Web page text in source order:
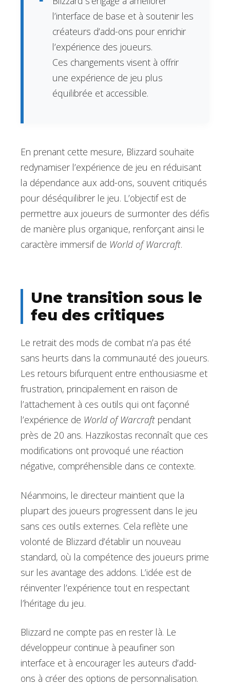
l’interface de base et à soutenir les
créateurs d’add-ons pour enrichir
l’expérience des joueurs.
Ces changements visent à offrir
une expérience de jeu plus
équilibrée et accessible.
En prenant cette mesure, Blizzard souhaite
redynamiser l’expérience de jeu en réduisant
la dépendance aux add-ons, souvent critiqués
pour déséquilibrer le jeu. L’objectif est de
permettre aux joueurs de surmonter des défis
de manière plus organique, renforçant ainsi le
caractère immersif de World of Warcraft.
Une transition sous le
feu des critiques
Le retrait des mods de combat n’a pas été
sans heurts dans la communauté des joueurs.
Les retours bifurquent entre enthousiasme et
frustration, principalement en raison de
l’attachement à ces outils qui ont façonné
l’expérience de World of Warcraft pendant
près de 20 ans. Hazzikostas reconnaît que ces
modifications ont provoqué une réaction
négative, compréhensible dans ce contexte.
Néanmoins, le directeur maintient que la
plupart des joueurs progressent dans le jeu
sans ces outils externes. Cela reflète une
volonté de Blizzard d’établir un nouveau
standard, où la compétence des joueurs prime
sur les avantage des addons. L’idée est de
réinventer l’expérience tout en respectant
l’héritage du jeu.
Blizzard ne compte pas en rester là. Le
développeur continue à peaufiner son
interface et à encourager les auteurs d’add-
ons à créer des options de personnalisation.